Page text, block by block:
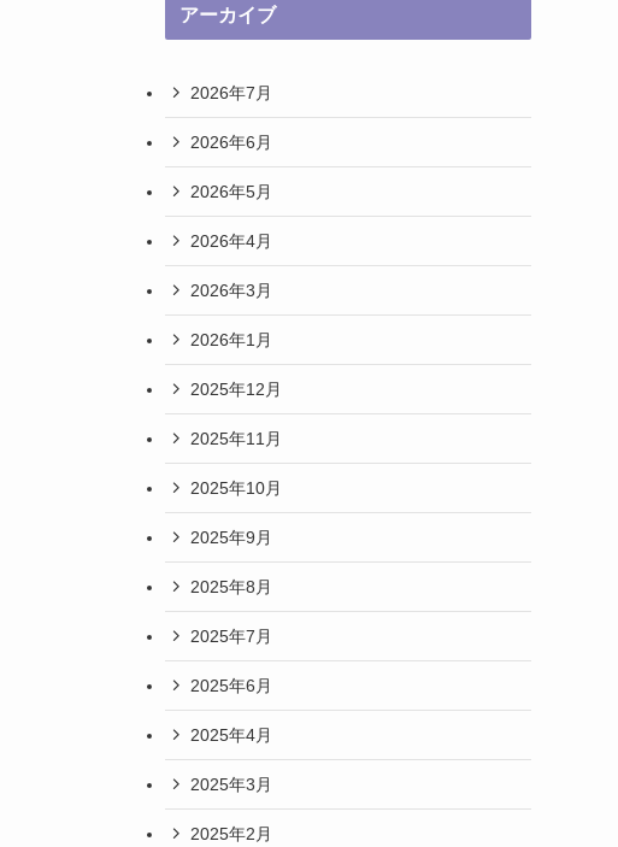
アーカイブ
2026年7月
2026年6月
2026年5月
2026年4月
2026年3月
2026年1月
2025年12月
2025年11月
2025年10月
2025年9月
2025年8月
2025年7月
2025年6月
2025年4月
2025年3月
2025年2月